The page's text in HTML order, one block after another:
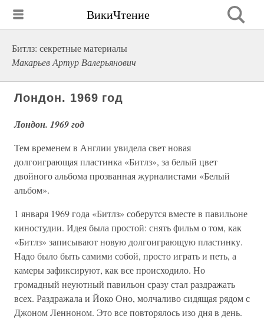
ВикиЧтение
Битлз: секретные материалы
Макарьев Артур Валерьянович
Лондон. 1969 год
Лондон. 1969 год
Тем временем в Англии увидела свет новая
долгоиграющая пластинка «Битлз», за белый цвет
двойного альбома прозванная журналистами «Белый
альбом».
1 января 1969 года «Битлз» соберутся вместе в павильоне
киностудии. Идея была простой: снять фильм о том, как
«Битлз» записывают новую долгоиграющую пластинку.
Надо было быть самими собой, просто играть и петь, а
камеры зафиксируют, как все происходило. Но
громадный неуютный павильон сразу стал раздражать
всех. Раздражала и Йоко Оно, молчаливо сидящая рядом с
Джоном Ленноном. Это все повторялось изо дня в день.